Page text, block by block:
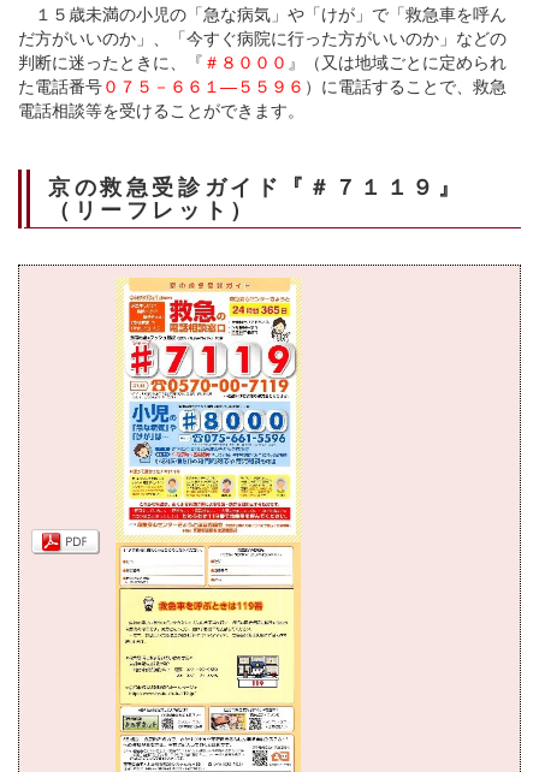
１５歳未満の小児の「急な病気」や「けが」で「救急車を呼ん
だ方がいいのか」、「今すぐ病院に行った方がいいのか」などの
判断に迷ったときに、『 ＃８０００ 』（又は地域ごとに定められ
た電話番号０７５－６６１―５５９６ ）に電話することで、救急
電話相談等を受けることができます。
京の救急受診ガイド『 ＃ ７１１９』
（リーフレット）